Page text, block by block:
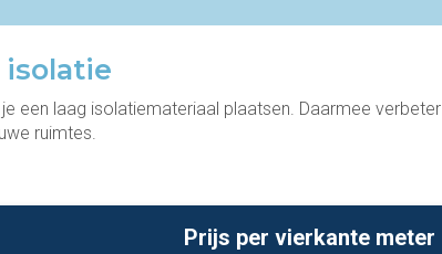
isolatie
een laag isolatiemateriaal plaatsen. Daarmee verbeter
ruimtes.
Prijs per vierkante meter